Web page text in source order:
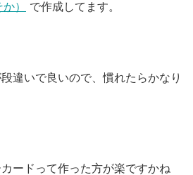
） で作成してます。
違いで良いので、慣れたらかなり
ードって作った方が楽ですかね